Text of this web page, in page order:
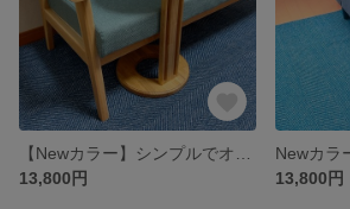
13,800円
13,800円